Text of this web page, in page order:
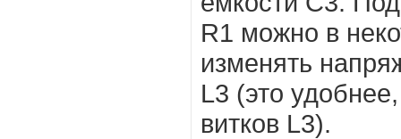
R1 можно в
изменять
L3 (это
витков L3).